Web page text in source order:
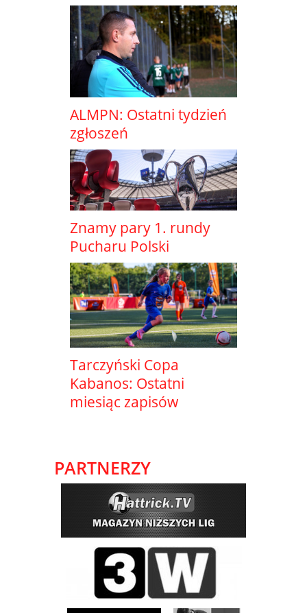
ALMPN: Ostatni tydzień
zgłoszeń
Znamy pary 1. rundy
Pucharu Polski
Tarczyński Copa
Kabanos: Ostatni
miesiąc zapisów
PARTNERZY